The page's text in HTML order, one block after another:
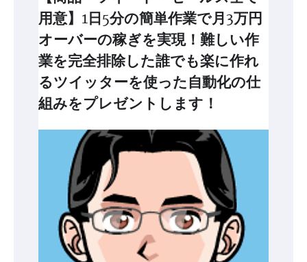
用意】1日5分の簡単作業で月3万円
オーバーの稼ぎを実現！難しい作
業を完全排除した誰でも楽に作れ
るツイッターを使った自動化の仕
組みをプレゼントします！